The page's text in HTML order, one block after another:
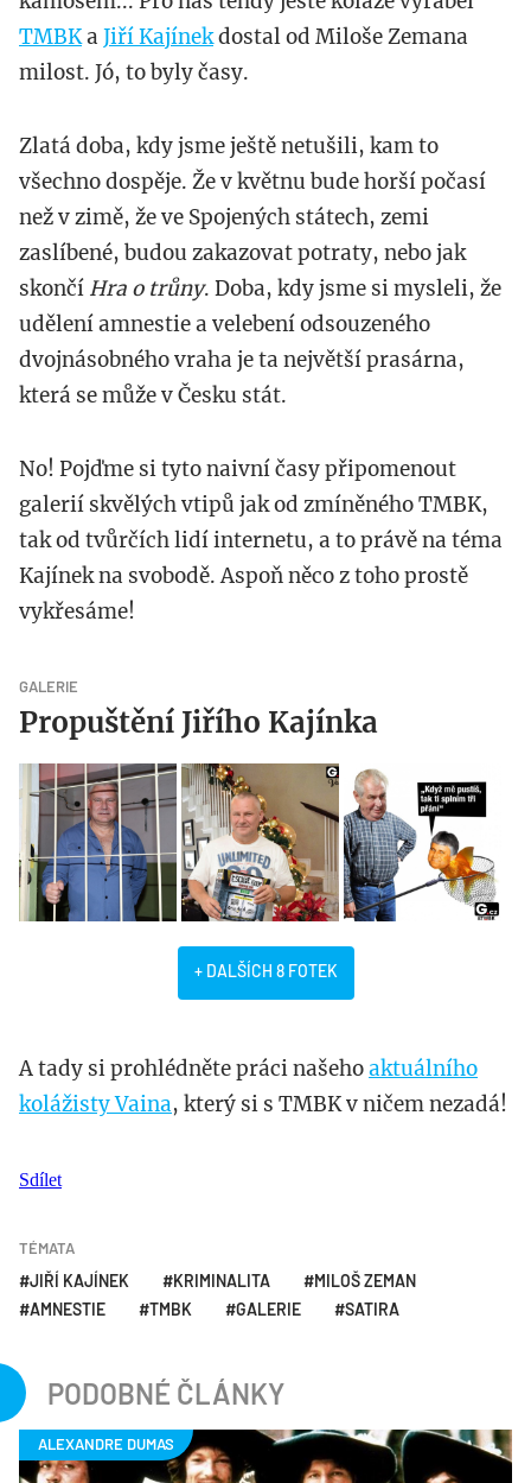
TMBKa Jiří Kajínekdostal od Miloše Zemana
milost. Jó, to byly časy.
Zlatá doba, kdy jsme ještě netušili, kam to
všechno dospěje. Že v květnu bude horší počasí
než v zimě, že ve Spojených státech, zemi
zaslíbené, budou zakazovat potraty, nebo jak
skončí Hra o trůny. Doba, kdy jsme si mysleli, že
udělení amnestie a velebení odsouzeného
dvojnásobného vraha je ta největší prasárna,
která se může v Česku stát.
No! Pojďme si tyto naivní časy připomenout
galerií skvělých vtipů jak od zmíněného TMBK,
tak od tvůrčích lidí internetu, a to právě na téma
Kajínek na svobodě. Aspoň něco z toho prostě
vykřesáme!
GALERIE
Propuštění Jiřího Kajínka
+ DALŠÍCH 8 FOTEK
A tady si prohlédněte práci našehoaktuálního
kolážisty Vaina, který si s TMBK v ničem nezadá!
Sdílet
TÉMATA
JIŘÍ KAJÍNEK KRIMINALITA
MILOŠ ZEMAN
AMNESTIE
TMBK GALERIE SATIRA
PODOBNÉ ČLÁNKY